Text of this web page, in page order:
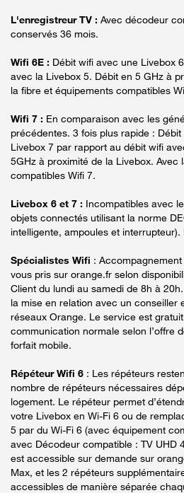
L'enregistreur TV : Avec décodeur
conservés 36 mois.
Wifi 6E : Débit wifi avec une Livebox
avec la Livebox 5. Débit en 5 GHz à
la fibre et équipements compatibles
Wifi 7 : En comparaison avec les
précédentes. 3 fois plus rapide :
Livebox 7 par rapport au débit wifi
5GHz à proximité de la Livebox. Avec
compatibles Wifi 7.
Livebox 6 et 7 : Incompatibles avec
objets connectés utilisant la norme
intelligente, ampoules et
Spécialistes Wifi :
vous pris sur orange.fr selon
Client du lundi au samedi de 8h à
la mise en relation avec un conseiller
réseaux Orange. Le service est
communication normale selon l’offre
forfait mobile.
Répéteur Wifi 6 : Les répéteurs
nombre de répéteurs nécessaires
logement. Le répéteur permet
votre Livebox en Wi-Fi 6 ou de
5 par du Wi-Fi 6 (avec équipement
avec Décodeur compatible : TV UHD
est accessible sur demande sur
Max, et les 2 répéteurs
accessibles de manière séparée